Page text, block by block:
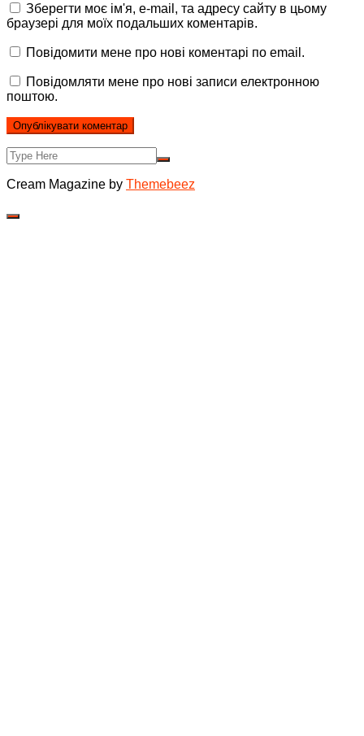
Зберегти моє ім'я, e-mail, та адресу сайту в цьому
браузері для моїх подальших коментарів.
Повідомити мене про нові коментарі по email.
Повідомляти мене про нові записи електронною
поштою.
Cream Magazine by Themebeez